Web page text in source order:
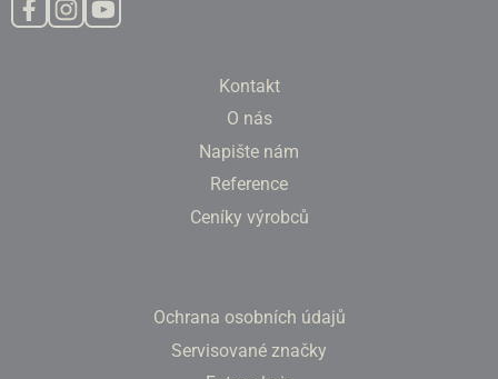
Kontakt
O nás
Napište nám
Reference
Ceníky výrobců
Ochrana osobních údajů
Servisované značky